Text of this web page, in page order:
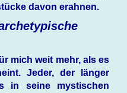
davon erahnen.
mich weit mehr, als es
Jeder, der länger
in seine mystischen